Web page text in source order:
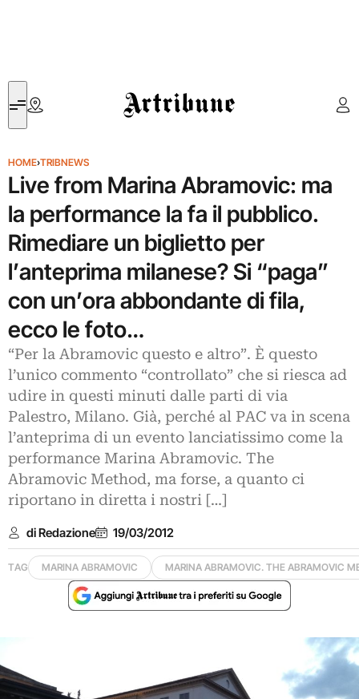
Artribune
HOME›TRIBNEWS
Live from Marina Abramovic: ma
la performance la fa il pubblico.
Rimediare un biglietto per
l’anteprima milanese? Si “paga”
con un’ora abbondante di fila,
ecco le foto…
“Per la Abramovic questo e altro”. È questo
l’unico commento “controllato” che si riesca ad
udire in questi minuti dalle parti di via
Palestro, Milano. Già, perché al PAC va in scena
l’anteprima di un evento lanciatissimo come la
performance Marina Abramovic. The
Abramovic Method, ma forse, a quanto ci
riportano in diretta i nostri […]
di Redazione 19/03/2012
TAG MARINA ABRAMOVIC MARINA ABRAMOVIC. THE ABRAMOVIC